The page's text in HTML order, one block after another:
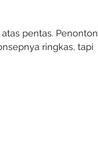
pentas. Penonton
ringkas, tapi